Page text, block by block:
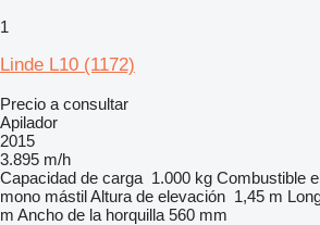
1
Linde L10 (1172)
Precio a consultar
Apilador
2015
3.895 m/h
Capacidad de carga 1.000 kg Combustible
mono mástilAltura de elevación 1,45 m
m Ancho de la horquilla 560 mm